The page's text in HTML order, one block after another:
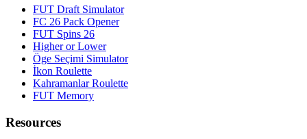
FUT Draft Simulator
FC 26 Pack Opener
FUT Spins 26
Higher or Lower
Öge Seçimi Simulator
İkon Roulette
Kahramanlar Roulette
FUT Memory
Resources